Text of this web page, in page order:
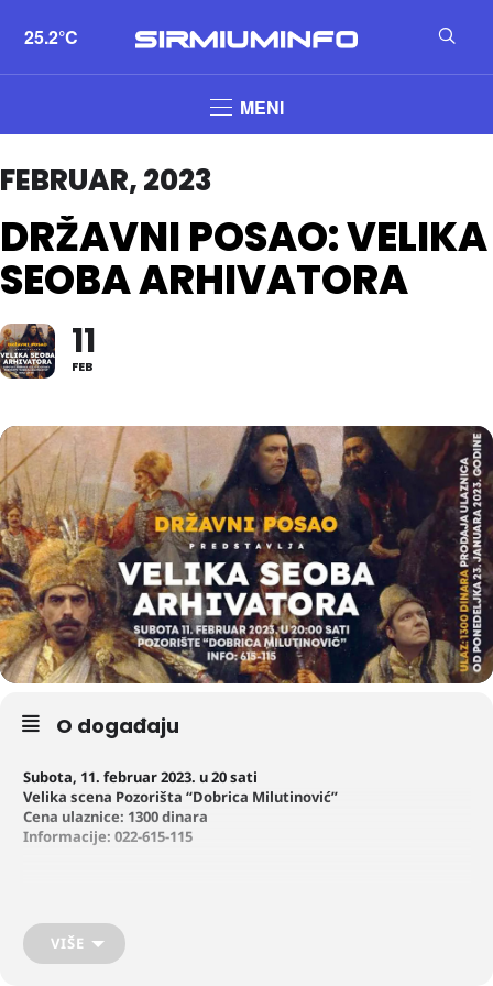
25.2°C
MENI
FEBRUAR, 2023
DRŽAVNI POSAO: VELIKA
SEOBA ARHIVATORA
11
FEB
O događaju
Subota, 11. februar 2023. u 20 sati
Velika scena Pozorišta “Dobrica Milutinović”
Cena ulaznice: 1300 dinara
Informacije: 022-615-115
arhivatora” su u prodaji na biletarnici Pozorišta “Dobrica Milutinović”
od ponedeljka,23. januara 2023.
VIŠE